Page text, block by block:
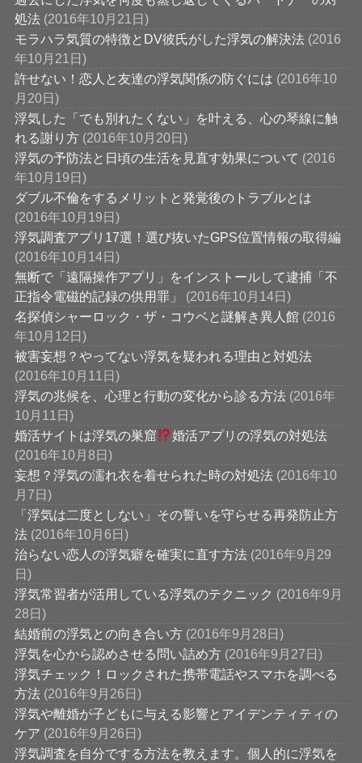
処法 (2016年10月21日)
モラハラ気質の特徴とDV彼氏がした浮気の解決法 (2016
年10月21日)
許せない！恋人と友達の浮気関係の防ぐには (2016年10
月20日)
浮気した「でも別れたくない」を叶える、心の琴線に触
れる謝り方 (2016年10月20日)
浮気の予防法と日頃の生活を見直す効果について (2016
年10月19日)
ダブル不倫をするメリットと発覚後のトラブルとは
(2016年10月19日)
浮気調査アプリ17選！選び抜いたGPS位置情報の取得編
(2016年10月14日)
無断で「遠隔操作アプリ」をインストールして逮捕「不
正指令電磁的記録の供用罪」
(2016年10月14日)
名探偵シャーロック・ザ・コウベと謎解き異人館 (2016
年10月12日)
被害妄想？やってない浮気を疑われる理由と対処法
(2016年10月11日)
浮気の兆候を、心理と行動の変化から診る方法 (2016年
10月11日)
婚活サイトは浮気の巣窟
婚活アプリの浮気の対処法
(2016年10月8日)
妄想？浮気の濡れ衣を着せられた時の対処法 (2016年10
月7日)
「浮気は二度としない」その誓いを守らせる再発防止方
法 (2016年10月6日)
治らない恋人の浮気癖を確実に直す方法 (2016年9月29
日)
浮気常習者が活用している浮気のテクニック (2016年9月
28日)
結婚前の浮気との向き合い方 (2016年9月28日)
浮気を心から認めさせる問い詰め方 (2016年9月27日)
浮気チェック！ロックされた携帯電話やスマホを調べる
方法 (2016年9月26日)
浮気や離婚が子どもに与える影響とアイデンティティの
ケア (2016年9月26日)
浮気調査を自分でする方法を教えます。個人的に浮気を